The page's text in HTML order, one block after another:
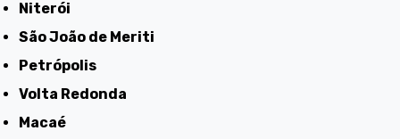
Niterói
São João de Meriti
Petrópolis
Volta Redonda
Macaé